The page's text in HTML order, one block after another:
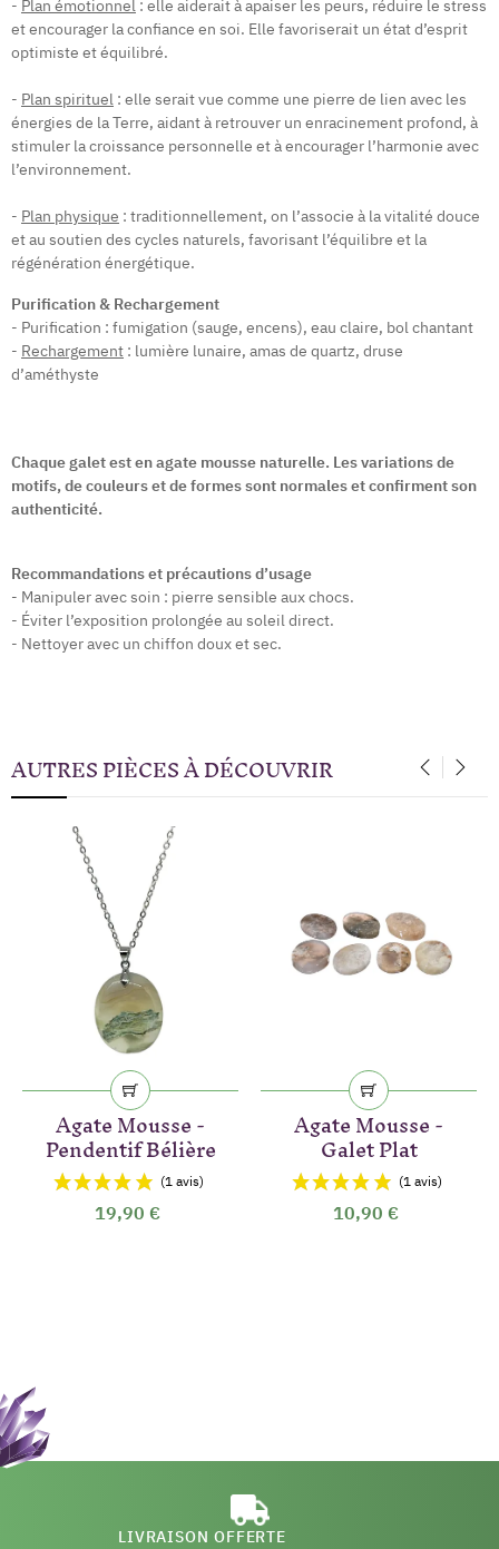
- Plan émotionnel : elle aiderait à apaiser les peurs, réduire le stress
et encourager la confiance en soi. Elle favoriserait un état d’esprit
optimiste et équilibré.
- Plan spirituel : elle serait vue comme une pierre de lien avec les
énergies de la Terre, aidant à retrouver un enracinement profond, à
stimuler la croissance personnelle et à encourager l’harmonie avec
l’environnement.
- Plan physique : traditionnellement, on l’associe à la vitalité douce
et au soutien des cycles naturels, favorisant l’équilibre et la
régénération énergétique.
Purification & Rechargement
- Purification : fumigation (sauge, encens), eau claire, bol chantant
- Rechargement : lumière lunaire, amas de quartz, druse
d’améthyste
Chaque galet est en agate mousse naturelle. Les variations de
motifs, de couleurs et de formes sont normales et confirment son
authenticité.
Recommandations et précautions d’usage
- Manipuler avec soin : pierre sensible aux chocs.
- Éviter l’exposition prolongée au soleil direct.
- Nettoyer avec un chiffon doux et sec.
AUTRES PIÈCES À DÉCOUVRIR
Agate Mousse -
Pendentif Bélière
19,90 €
Agate Mousse -
Galet Plat
10,90 €
LIVRAISON OFFERTE